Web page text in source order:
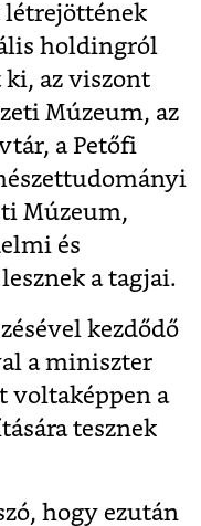
létrejöttének
holdingról
az viszont
Múzeum, az
a Petőfi
Múzeum,
és
a tagjai.
kezdődő
a miniszter
voltaképpen a
tesznek
hogy ezután